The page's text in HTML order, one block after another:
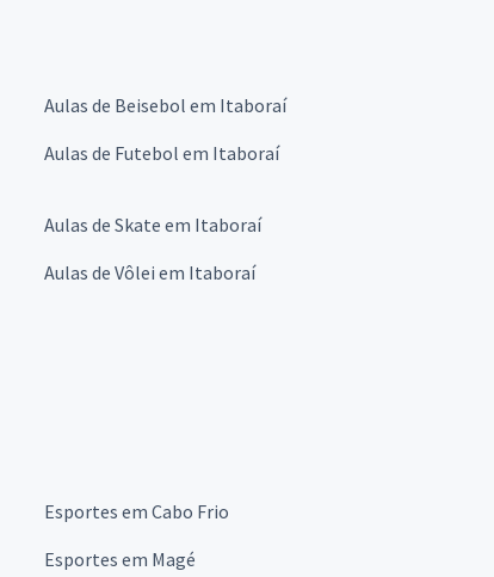
Aulas de Beisebol em Itaboraí
Aulas de Futebol em Itaboraí
Aulas de Skate em Itaboraí
Aulas de Vôlei em Itaboraí
Esportes em Cabo Frio
Esportes em Magé